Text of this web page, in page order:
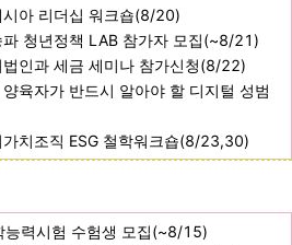
아 리더십 워크숍(8/20)
청년정책 LAB 참가자 모집(~8/21)
인과 세금 세미나 참가신청(8/22)
육자가 반드시 알아야 할 디지털 성범
치조직 ESG 철학워크숍(8/23,30)
력시험 수험생 모집(~8/15)